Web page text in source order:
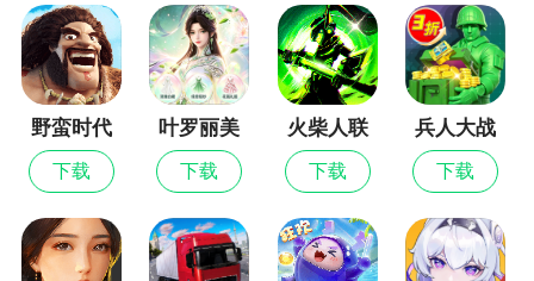
- 鼓励用户再次使用应用的个性化内容；
- 集成 YouTube，方便用户观看 Outfit7 动画角
色的视频；
- 进行应用内购买的选项；
取决于玩家的进度；以及
野蛮时代
下载
叶罗丽美
颜公主
下载
火柴人联
盟3
下载
兵人大战
下载